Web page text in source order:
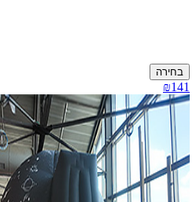
בחירה
₪141